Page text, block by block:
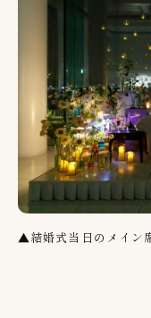
▲結婚式当日のメイン